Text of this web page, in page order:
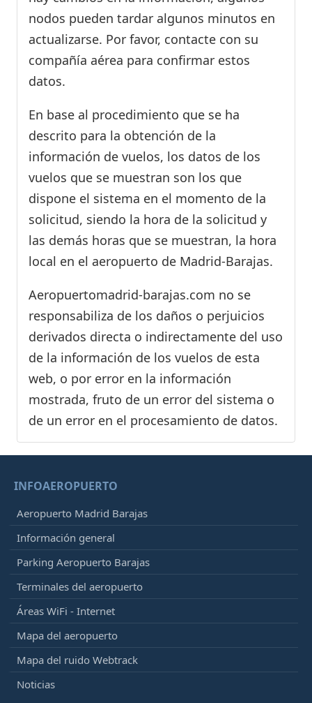
nodos pueden tardar algunos minutos en
actualizarse. Por favor, contacte con su
compañía aérea para confirmar estos
datos.
En base al procedimiento que se ha
descrito para la obtención de la
información de vuelos, los datos de los
vuelos que se muestran son los que
dispone el sistema en el momento de la
solicitud, siendo la hora de la solicitud y
las demás horas que se muestran, la hora
local en el aeropuerto de Madrid-Barajas.
Aeropuertomadrid-barajas.com no se
responsabiliza de los daños o perjuicios
derivados directa o indirectamente del uso
de la información de los vuelos de esta
web, o por error en la información
mostrada, fruto de un error del sistema o
de un error en el procesamiento de datos.
INFOAEROPUERTO
Aeropuerto Madrid Barajas
Información general
Parking Aeropuerto Barajas
Terminales del aeropuerto
Áreas WiFi - Internet
Mapa del aeropuerto
Mapa del ruido Webtrack
Noticias